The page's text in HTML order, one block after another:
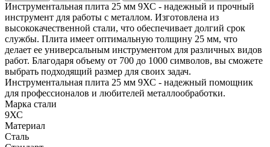
Инструментальная плита 25 мм 9ХС - надежный и прочный
инструмент для работы с металлом. Изготовлена из
высококачественной стали, что обеспечивает долгий срок
службы. Плита имеет оптимальную толщину 25 мм, что
делает ее универсальным инструментом для различных видов
работ. Благодаря объему от 700 до 1000 символов, вы сможете
выбрать подходящий размер для своих задач.
Инструментальная плита 25 мм 9ХС - надежный помощник
для профессионалов и любителей металлообработки.
Марка стали
9ХС
Материал
Сталь